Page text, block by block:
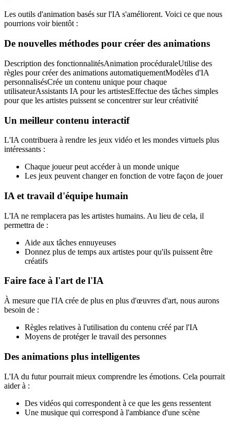
Les outils d'animation basés sur l'IA s'améliorent. Voici ce que nous
pourrions voir bientôt :
De nouvelles méthodes pour créer des animations
Description des fonctionnalitésAnimation procéduraleUtilise des
règles pour créer des animations automatiquementModèles d'IA
personnalisésCrée un contenu unique pour chaque
utilisateurAssistants IA pour les artistesEffectue des tâches simples
pour que les artistes puissent se concentrer sur leur créativité
Un meilleur contenu interactif
L'IA contribuera à rendre les jeux vidéo et les mondes virtuels plus
intéressants :
Chaque joueur peut accéder à un monde unique
Les jeux peuvent changer en fonction de votre façon de jouer
IA et travail d'équipe humain
L'IA ne remplacera pas les artistes humains. Au lieu de cela, il
permettra de :
Aide aux tâches ennuyeuses
Donnez plus de temps aux artistes pour qu'ils puissent être
créatifs
Faire face à l'art de l'IA
À mesure que l'IA crée de plus en plus d'œuvres d'art, nous aurons
besoin de :
Règles relatives à l'utilisation du contenu créé par l'IA
Moyens de protéger le travail des personnes
Des animations plus intelligentes
L'IA du futur pourrait mieux comprendre les émotions. Cela pourrait
aider à :
Des vidéos qui correspondent à ce que les gens ressentent
Une musique qui correspond à l'ambiance d'une scène